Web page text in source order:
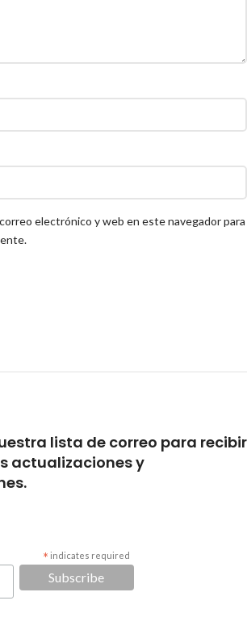
electrónico y web en este navegador para
lista de correo para recibir
actualizaciones y
* indicates required